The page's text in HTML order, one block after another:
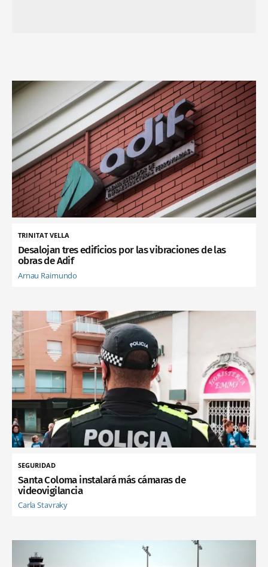
TRINITAT VELLA
Desalojan tres edificios por las vibraciones de las
obras de Adif
Arnau Raimundo
SEGURIDAD
Santa Coloma instalará más cámaras de
videovigilancia
Carla Stavraky